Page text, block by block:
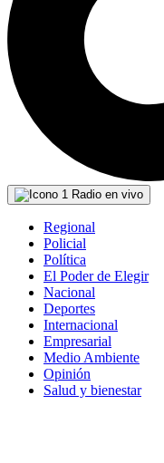
Radio en vivo
Regional
Policial
Política
El Poder de Elegir
Nacional
Deportes
Internacional
Empresarial
Medio Ambiente
Opinión
Salud y bienestar